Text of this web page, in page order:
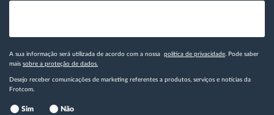
A sua informação será utilizada de acordo com a nossa política de privacidade . Pode saber
mais sobre a proteção de dados.
Desejo receber comunicações de marketing referentes a produtos, serviços e notícias da
Frotcom.
Sim Não